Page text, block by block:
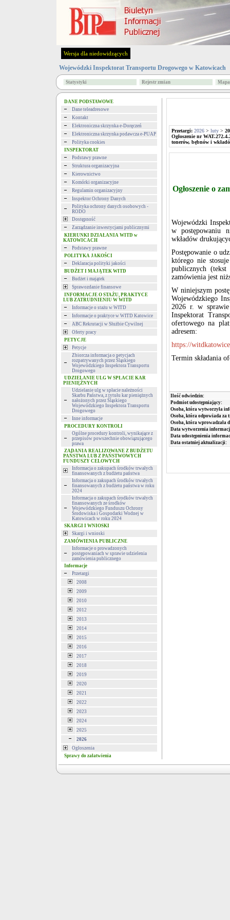
Wersja dla niedowidzących
Wojewódzki Inspektorat Transportu Drogowego w Katowicach
Statystyki Rejestr zmian
DANE PODSTAWOWE
Dane teleadresowe
Kontakt
Elektroniczna skrzynka e-Doręczeń
Elektroniczna skrzynka podawcza e-PUAP
Polityka cookies
INSPEKTORAT
Podstawy prawne
Struktura organizacyjna
Kierownictwo
Komórki organizacyjne
Regulamin organizacyjny
Inspektor Ochrony Danych
Polityka ochrony danych osobowych -
RODO
Dostępność
Zarządzanie inwestycjami publicznymi
KIERUNKI DZIAŁANIA WITD w
KATOWICACH
Podstawy prawne
POLITYKA JAKOŚCI
Deklaracja polityki jakości
BUDŻET I MAJĄTEK WITD
Budżet i majątek
Sprawozdanie finansowe
INFORMACJE O STAŻU, PRAKTYCE
LUB ZATRUDNIENIU W WITD
Informacje o stażu w WITD
Informacje o praktyce w WITD Katowice
ABC Rekrutacji w Służbie Cywilnej
Oferty pracy
PETYCJE
Petycje
Zbiorcza informacja o petycjach
rozpatrywanych przez Śląskiego
Wojewódzkiego Inspektora Transportu
Drogowego
UDZIELANIE ULG W SPŁACIE KAR
PIENIĘŻNYCH
Udzielanie ulg w spłacie należności
Skarbu Państwa, z tytułu kar pieniężnych
nałożonych przez Śląskiego
Wojewódzkiego Inspektora Transportu
Drogowego
Inne informacje
PROCEDURY KONTROLI
Ogólne procedury kontroli, wynikające z
przepisów powszechnie obowiązującego
prawa
ZADANIA REALIZOWANE Z BUDŻETU
PAŃSTWA LUB Z PAŃSTWOWYCH
FUNDUSZY CELOWYCH
Informacja o zakupach środków trwałych
finansowanych z budżetu państwa
Informacja o zakupach środków trwałych
finansowanych z budżetu państwa w roku
2024
Informacja o zakupach środków trwałych
finansowanych ze środków
Wojewódzkiego Funduszu Ochrony
Środowiska i Gospodarki Wodnej w
Katowicach w roku 2024
SKARGI I WNIOSKI
Skargi i wnioski
ZAMÓWIENIA PUBLICZNE
Informacje o prowadzonych
postępowaniach w sprawie udzielenia
zamówienia publicznego
Informacje
Przetargi
2008
2009
2010
2012
2013
2014
2015
2016
2017
2018
2019
2020
2021
2022
2023
2024
2025
2026
Ogłoszenia
Sprawy do załatwienia
Przetargi: 2026 > luty >
Ogłoszenie nr
tonerów, bębnów i
Ogłoszenie o
Wojewódzki
w postępowaniu
wkładów
Postępowanie o
którego nie
publicznych
zamówienia jest
W niniejszym
Wojewódzkiego
2026 r. w sprawie
Inspektorat
ofertowego na
adresem:
https://
Termin składania
Ilość odwiedzin:
Podmiot udostępniający:
Osoba, która wytworzyła
Osoba, która odpowiada za
Osoba, która wprowadzała
Data wytworzenia
Data udostępnienia
Data ostatniej aktualizacji: